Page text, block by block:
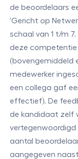
de beoordelaars
'Gericht op
schaal van 1 t/m
deze
(bovengemiddeld
medewerker
een collega gaf
effectief). De
de kandidaat zelf
vertegenwoordigd
aantal
aangegeven